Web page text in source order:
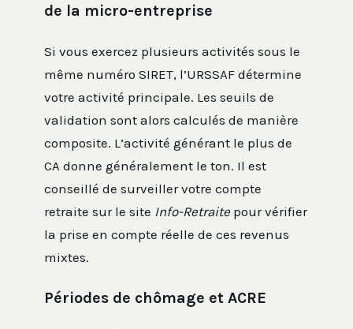
de la micro-entreprise
Si vous exercez plusieurs activités sous le
même numéro SIRET, l’URSSAF détermine
votre activité principale. Les seuils de
validation sont alors calculés de manière
composite. L’activité générant le plus de
CA donne généralement le ton. Il est
conseillé de surveiller votre compte
retraite sur le site Info-Retraite pour vérifier
la prise en compte réelle de ces revenus
mixtes.
Périodes de chômage et ACRE